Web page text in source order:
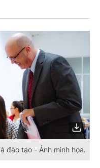
đào tạo - Ảnh minh họa.